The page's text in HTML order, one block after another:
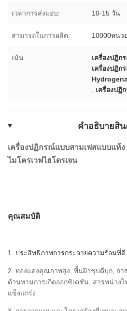
เวลาการส่งมอบ: 10-15 วัน
สามารถในการผลิต: 10000หน่ว
เน้น: เครื่องปฏิก
เครื่องปฏิก
เครื่องปฏิ
คําอธิบายสิ
เครื่องปฏิกรณ์แบบสามเฟสแบบแห้ง
ไมโครเวฟไฮโดรเจน
คุณสมบัติ
1. ประสิทธิภาพการกระจายความร้อนที่ดี
2. ทองแดงคุณภาพสูง, พื้นผิวชุบดีบุก, กา
ต้านทานการเกิดออกซิเดชัน, สารหน่วง
แข็งแกร่ง